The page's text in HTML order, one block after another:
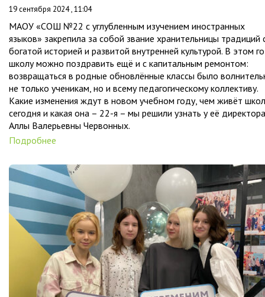
19 сентября 2024 , 11:04
МАОУ «СОШ №22 с углубленным изучением иностранных
языков» закрепила за собой звание хранительницы традиций
богатой историей и развитой внутренней культурой. В этом
школу можно поздравить ещё и с капитальным ремонтом:
возвращаться в родные обновлённые классы было
не только ученикам, но и всему педагогическому коллективу.
Какие изменения ждут в новом учебном году, чем живёт
сегодня и какая она – 22-я – мы решили узнать у её директора
Аллы Валерьевны Червонных.
Подробнее